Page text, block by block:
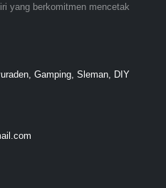
yang berkomitmen mencetak
Gamping, Sleman, DIY